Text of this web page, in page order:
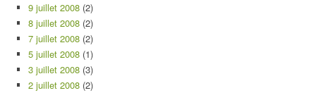
9 juillet 2008 (2)
8 juillet 2008 (2)
7 juillet 2008 (2)
5 juillet 2008 (1)
3 juillet 2008 (3)
2 juillet 2008 (2)